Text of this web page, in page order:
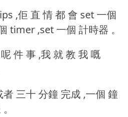
,佢 直 情 都 會 set 一個
timer ,set 一個 計時器 。
件 事 ,我 就 教 我 嘅
三十 分鐘 完成 ,一個 鐘